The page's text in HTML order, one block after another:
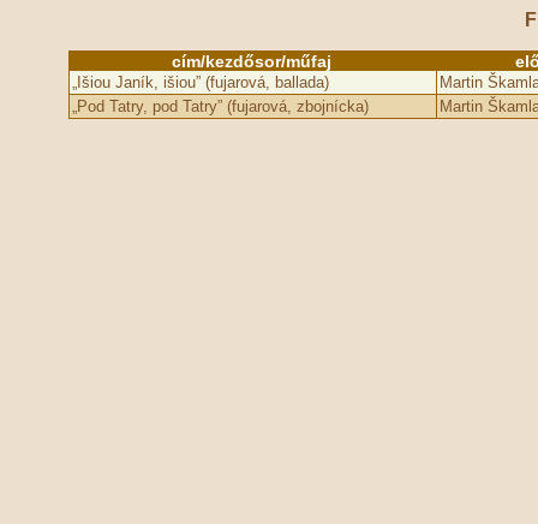
cím/kezdősor/műfaj
„Išiou Janík, išiou” (fujarová, ballada)
Martin
„Pod Tatry, pod Tatry” (fujarová, zbojnícka)
Martin